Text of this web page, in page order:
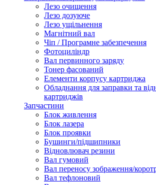
Лезо очищення
Лезо дозуюче
Лезо ущільнення
Магнітний вал
Чіп / Програмне забезпечення
Фотоциліндр
Вал первинного заряду
Тонер фасований
Елементи корпусу картриджа
Обладнання для заправки та
картриджів
Запчастини
Блок живлення
Блок лазера
Блок проявки
Бушинги/підшипники
Відновлювач резини
Вал гумовий
Вал переносу зображення/
Вал тефлоновий